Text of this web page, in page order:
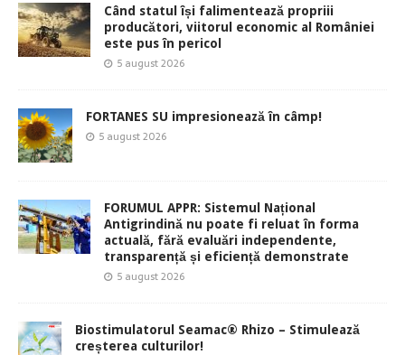
Când statul își falimentează propriii
producători, viitorul economic al României
este pus în pericol
5 august 2026
FORTANES SU impresionează în câmp!
5 august 2026
FORUMUL APPR: Sistemul Național
Antigrindină nu poate fi reluat în forma
actuală, fără evaluări independente,
transparență și eficiență demonstrate
5 august 2026
Biostimulatorul Seamac® Rhizo – Stimulează
creșterea culturilor!